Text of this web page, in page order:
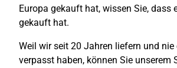
Europa gekauft hat, wissen Sie, dass
gekauft hat.
Weil wir seit 20 Jahren liefern und nie
verpasst haben, können Sie unserem